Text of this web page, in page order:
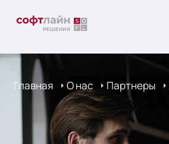
Главная О нас Партнеры